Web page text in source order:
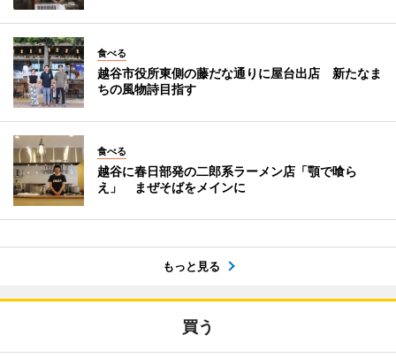
食べる
越谷市役所東側の藤だな通りに屋台出店 新たなま
ちの風物詩目指す
食べる
越谷に春日部発の二郎系ラーメン店「顎で喰ら
え」 まぜそばをメインに
もっと見る
買う